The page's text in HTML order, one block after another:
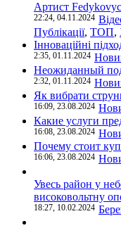
Артист
22:24, 04.11.2024
Публікації, ТОП,
Інноваційні
2:35, 01.11.2024
Неожиданный
2:32, 01.11.2024
Як вибрати
16:09, 23.08.2024
Какие услуги
16:08, 23.08.2024
Почему стоит
16:06, 23.08.2024
Увесь район у
високовольтну
18:27, 10.02.2024